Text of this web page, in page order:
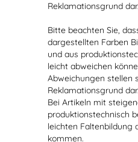
Reklamationsgrund dar.
Bitte beachten Sie,
dargestellten Farben
und aus
leicht abweichen
Abweichungen stellen
Reklamationsgrund dar.
Bei Artikeln mit
produktionstechnisch
leichten Faltenbildung
kommen.